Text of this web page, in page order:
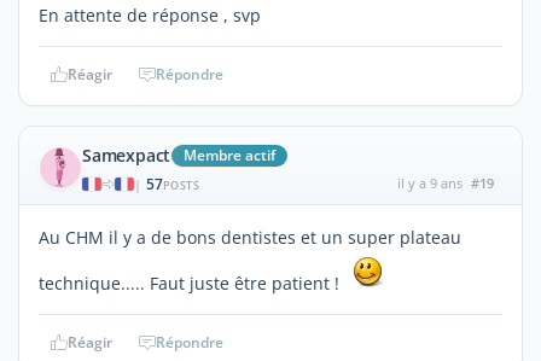
En attente de réponse , svp
Réagir Répondre
Samexpact Membre actif
| 57POSTS il y a 9 ans #19
Au CHM il y a de bons dentistes et un super plateau
technique..... Faut juste être patient !
Réagir Répondre